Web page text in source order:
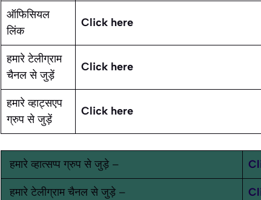
ऑफिसियल
लिंक
Click here
हमारे टेलीग्राम
चैनल से जुड़ें
Click here
हमारे व्हाट्सएप
ग्रुप से जुड़ें
Click here
हमारे व्हात्सप्प ग्रुप से जुड़े –
हमारे टेलीग्राम चैनल से जुड़े –